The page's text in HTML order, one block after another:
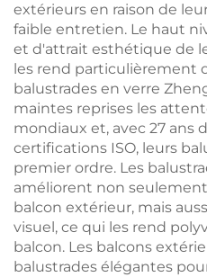
extérieurs en raison de
faible entretien. Le haut
et d'attrait esthétique de
les rend particulièrement
balustrades en verre
maintes reprises les
mondiaux et, avec 27 ans
certifications ISO, leurs
premier ordre. Les
améliorent non
balcon extérieur, mais
visuel, ce qui les rend
balcon. Les balcons
balustrades élégantes